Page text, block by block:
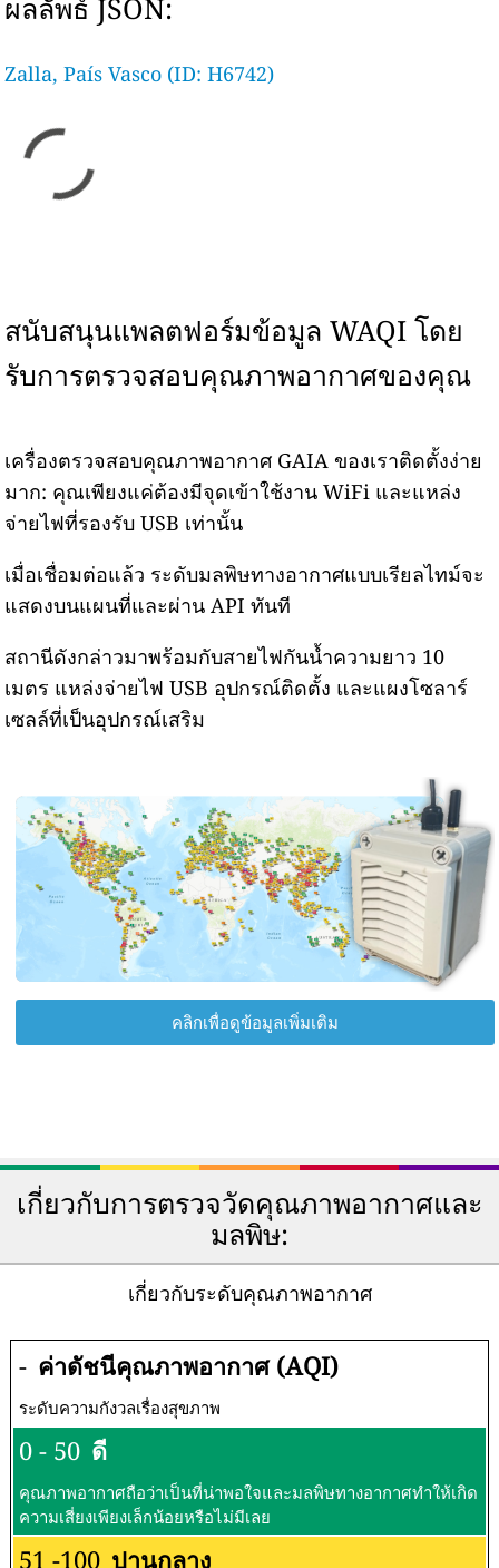
ผลลัพธ์ JSON:
Zalla, País Vasco (ID: H6742)
สนับสนุนแพลตฟอร์มข้อมูล WAQI โดย
รับการตรวจสอบคุณภาพอากาศของคุณ
เครื่องตรวจสอบคุณภาพอากาศ GAIA ของเราติดตั้งง่าย
มาก: คุณเพียงแค่ต้องมีจุดเข้าใช้งาน WiFi และแหล่ง
จ่ายไฟที่รองรับ USB เท่านั้น
เมื่อเชื่อมต่อแล้ว ระดับมลพิษทางอากาศแบบเรียลไทม์จะ
แสดงบนแผนที่และผ่าน API ทันที
สถานีดังกล่าวมาพร้อมกับสายไฟกันน้ำความยาว 10
เมตร แหล่งจ่ายไฟ USB อุปกรณ์ติดตั้ง และแผงโซลาร์
เซลล์ที่เป็นอุปกรณ์เสริม
คลิกเพื่อดูข้อมูลเพิ่มเติม
เกี่ยวกับการตรวจวัดคุณภาพอากาศและ
มลพิษ:
เกี่ยวกับระดับคุณภาพอากาศ
- ค่าดัชนีคุณภาพอากาศ (AQI)
ระดับความกังวลเรื่องสุขภาพ
0 - 50 ดี
คุณภาพอากาศถือว่าเป็นที่น่าพอใจและมลพิษทางอากาศทำให้เกิด
ความเสี่ยงเพียงเล็กน้อยหรือไม่มีเลย
51 -100 ปานกลาง